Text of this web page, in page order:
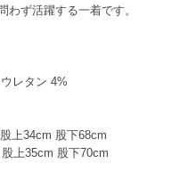
わず活躍する一着です。
レタン 4%
上34cm 股下68cm
上35cm 股下70cm